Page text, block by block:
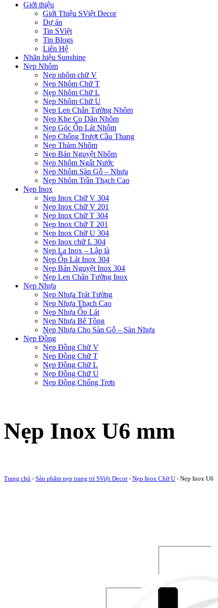
Giới thiệu
Giới Thiệu SViệt Decor
Dự án
Tin SViệt
Tin Blogs
Liên Hệ
Nhãn hiệu Sunshine
Nẹp Nhôm
Nẹp nhôm chữ V
Nẹp Nhôm Chữ T
Nẹp Nhôm Chữ L
Nẹp Nhôm Chữ U
Nẹp Len Chân Tường Nhôm
Nẹp Khe Co Dãn Nhôm
Nẹp Góc Ốp Lát Nhôm
Nẹp Chống Trượt Cầu Thang
Nẹp Thảm Nhôm
Nẹp Bán Nguyệt Nhôm
Nẹp Nhôm Ngắt Nước
Nẹp Nhôm Sàn Gỗ – Nhựa
Nẹp Nhôm Trần Thạch Cao
Nẹp Inox
Nẹp Inox Chữ V 304
Nẹp Inox Chữ V 201
Nẹp Inox Chữ T 304
Nẹp Inox Chữ T 201
Nẹp Inox Chữ U 304
Nẹp Inox chữ L 304
Nẹp La Inox – Lập là
Nẹp Ốp Lát Inox 304
Nẹp Bán Nguyệt Inox 304
Nẹp Len Chân Tường Inox
Nẹp Nhựa
Nẹp Nhựa Trát Tường
Nẹp Nhựa Thạch Cao
Nẹp Nhựa Ốp Lát
Nẹp Nhựa Bê Tông
Nẹp Nhựa Cho Sàn Gỗ – Sàn Nhựa
Nẹp Đồng
Nẹp Đồng Chữ V
Nẹp Đồng Chữ T
Nẹp Đồng Chữ L
Nẹp Đồng Chữ U
Nẹp Đồng Chống Trơn
Nẹp Inox U6 mm
Trang chủ - Sản phẩm nẹp trang trí SViệt Decor- Nẹp Inox Chữ U - Nẹp Inox U6